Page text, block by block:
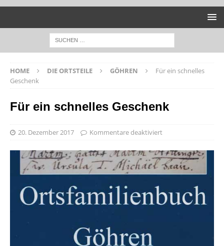
HOME DIE ORTSTEILE GÖHREN
Für ein schnelles
Geschenk
Für ein schnelles Geschenk
20. Dezember 2017 Kommentare deaktiviert